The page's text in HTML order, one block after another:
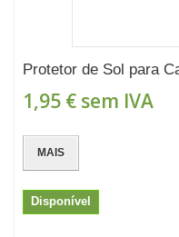
Protetor de Sol para
1,95 € sem IVA
MAIS
Disponível